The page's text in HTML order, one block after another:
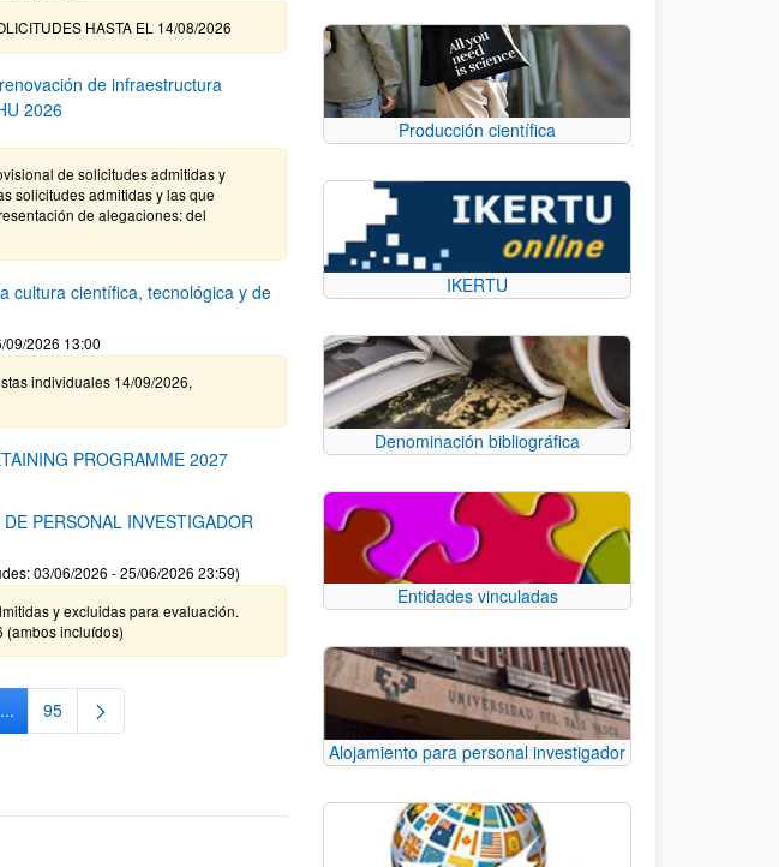
HASTA EL 14/08/2026
de infraestructura
2026
de solicitudes admitidas y
solicitudes admitidas y las que
de alegaciones: del
cultura científica, tecnológica y de
09/2026 13:00
individuales 14/09/2026,
PROGRAMME 2027
PERSONAL INVESTIGADOR
03/06/2026 - 25/06/2026 23:59)
y excluidas para evaluación.
(ambos incluídos)
...Páginas intermedias Use TAB para desplazarse.
Página
95
Producción científica
IKERTU
Denominación bibliográfica
Entidades vinculadas
Alojamiento para personal investigador